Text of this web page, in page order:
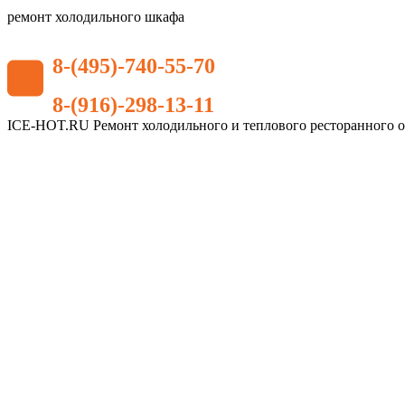
ремонт холодильного шкафа
8-(495)-740-55-70
8-(916)-298-13-11
ICE-HOT.RU Ремонт холодильного и теплового ресторанного